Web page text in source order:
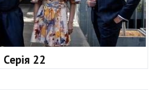
Серія 22